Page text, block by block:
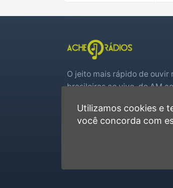
O jeito mais rápido de ouvir
brasileiras ao vivo, do AM
real.Utilizamos cookies e
você concorda com